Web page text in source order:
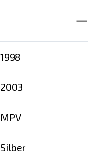
1998
2003
MPV
Silber